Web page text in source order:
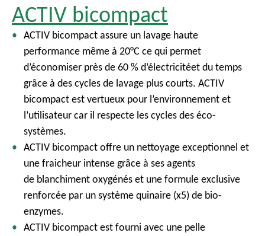
ACTIV bicompact
ACTIV bicompact assure un lavage haute
performance même à 20°C ce qui permet
d’économiser près de 60 % d’électricitéet du temps
grâce à des cycles de lavage plus courts. ACTIV
bicompact est vertueux pour l’environnement et
l’utilisateur car il respecte les cycles des éco-
systèmes.
ACTIV bicompact offre un nettoyage exceptionnel et
une fraicheur intense grâce à ses agents
de blanchiment oxygénés et une formule exclusive
renforcée par un système quinaire (x5) de bio-
enzymes.
ACTIV bicompact est fourni avec une pelle